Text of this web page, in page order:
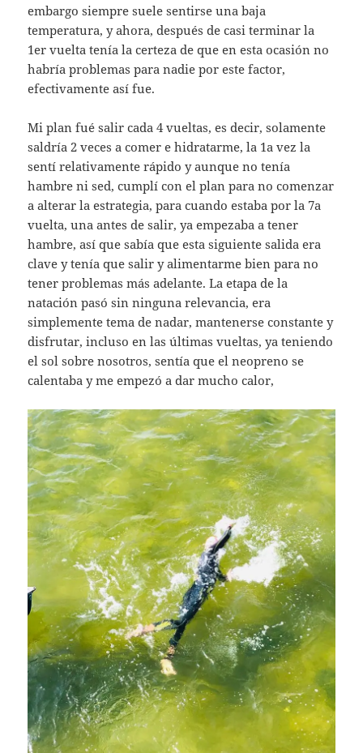
embargo siempre suele sentirse una baja
temperatura, y ahora, después de casi terminar la
1er vuelta tenía la certeza de que en esta ocasión no
habría problemas para nadie por este factor,
efectivamente así fue.
Mi plan fué salir cada 4 vueltas, es decir, solamente
saldría 2 veces a comer e hidratarme, la 1a vez la
sentí relativamente rápido y aunque no tenía
hambre ni sed, cumplí con el plan para no comenzar
a alterar la estrategia, para cuando estaba por la 7a
vuelta, una antes de salir, ya empezaba a tener
hambre, así que sabía que esta siguiente salida era
clave y tenía que salir y alimentarme bien para no
tener problemas más adelante. La etapa de la
natación pasó sin ninguna relevancia, era
simplemente tema de nadar, mantenerse constante y
disfrutar, incluso en las últimas vueltas, ya teniendo
el sol sobre nosotros, sentía que el neopreno se
calentaba y me empezó a dar mucho calor,